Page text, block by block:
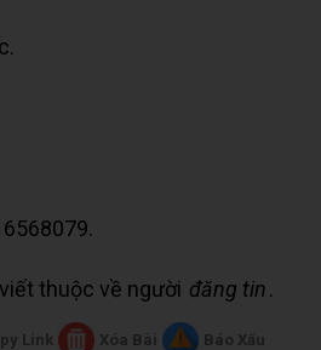
thuộc về người đăng tin.
Link Xóa Bài Báo Xấu